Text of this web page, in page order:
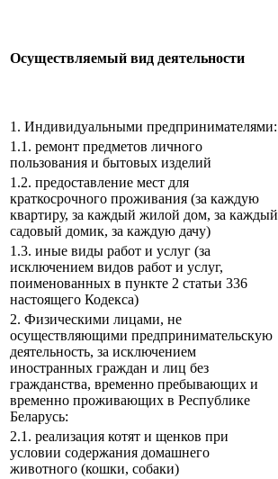
Осуществляемый вид деятельности
1. Индивидуальными предпринимателями:
1.1. ремонт предметов личного
пользования и бытовых изделий
1.2. предоставление мест для
краткосрочного проживания (за каждую
квартиру, за каждый жилой дом, за каждый
садовый домик, за каждую дачу)
1.3. иные виды работ и услуг (за
исключением видов работ и услуг,
поименованных в пункте 2 статьи 336
настоящего Кодекса)
2. Физическими лицами, не
осуществляющими предпринимательскую
деятельность, за исключением
иностранных граждан и лиц без
гражданства, временно пребывающих и
временно проживающих в Республике
Беларусь:
2.1. реализация котят и щенков при
условии содержания домашнего
животного (кошки, собаки)